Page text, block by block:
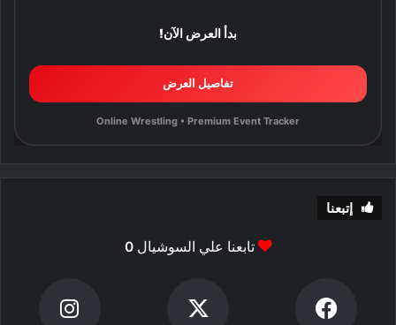
بدأ العرض الآن!
تفاصيل العرض
Online Wrestling • Premium Event Tracker
إتبعنا
تابعنا علي السوشيال0